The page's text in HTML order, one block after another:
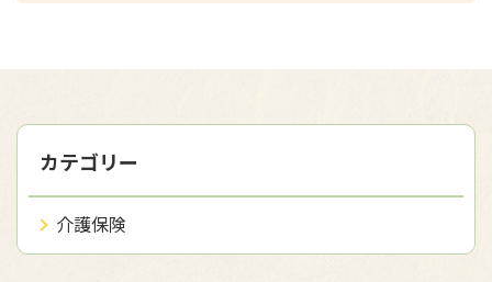
カテゴリー
介護保険